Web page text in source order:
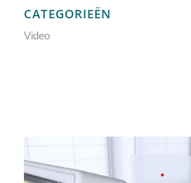
CATEGORIEËN
Video